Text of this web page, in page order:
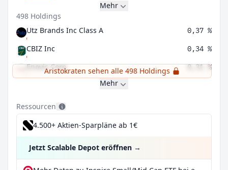
Mehr
498 Holdings
Utz Brands Inc Class A
0,37 %
CBIZ Inc 0,34 %
Enovis Corp 0,31 %
Aristokraten sehen alle 498 Holdings
Mehr
Ressourcen
4.500+ Aktien-Sparpläne ab 1€
Jetzt Scalable Depot eröffnen →